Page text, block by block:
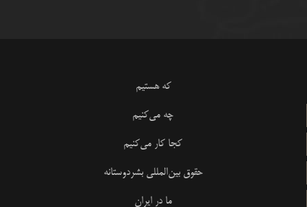
که هستیم
چه می‌کنیم
کجا کار می‌کنیم
حقوق بین‌المللی بشردوستانه
ما در ایران